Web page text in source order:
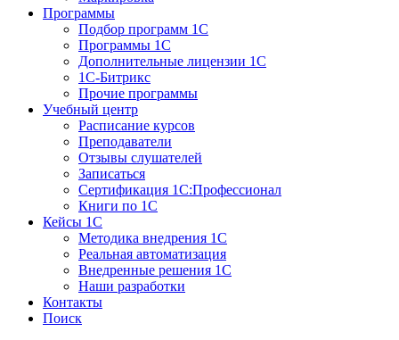
Программы
Подбор программ 1С
Программы 1С
Дополнительные лицензии 1С
1С-Битрикс
Прочие программы
Учебный центр
Расписание курсов
Преподаватели
Отзывы слушателей
Записаться
Сертификация 1С:Профессионал
Книги по 1С
Кейсы 1С
Методика внедрения 1С
Реальная автоматизация
Внедренные решения 1С
Наши разработки
Контакты
Поиск